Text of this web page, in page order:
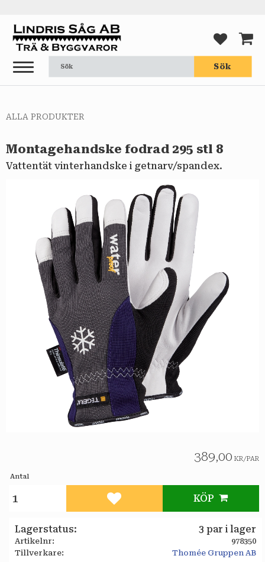
Meny
Sök
ALLA PRODUKTER
Montagehandske fodrad 295 stl 8
Vattentät vinterhandske i getnarv/spandex.
389,00 KR/PAR
Antal
KÖP
Lägg till i favoriter
Lagerstatus 3 par i lager
Artikelnr
978350
Tillverkare
Thomée Gruppen AB